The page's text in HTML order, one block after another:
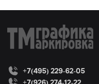
+7(495) 229-62-05